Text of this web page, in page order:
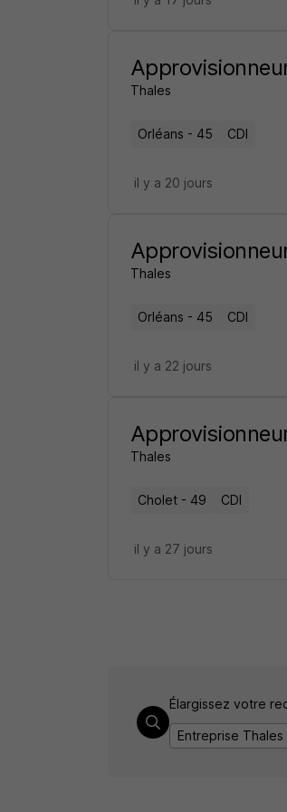
Thales
Orléans - 45 CDI
il y a 20 jours
Approvisionneur
Thales
Orléans - 45 CDI
il y a 22 jours
Approvisionneur
Thales
Cholet - 49 CDI
il y a 27 jours
Élargissez votre
Entreprise Thales